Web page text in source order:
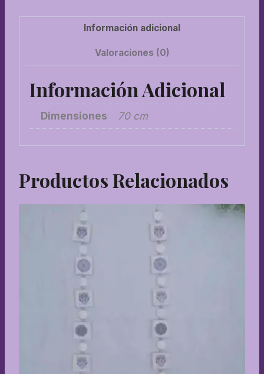
Información adicional
Valoraciones (0)
Información Adicional
Dimensiones 70 cm
Productos Relacionados